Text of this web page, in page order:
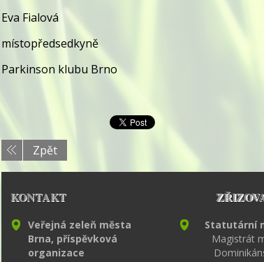
Eva Fialová
místopředsedkyně
Parkinson klubu Brno
Zpět
KONTAKT
Veřejná zeleň města
Brna, příspěvková
organizace
Statutární
Magistrát